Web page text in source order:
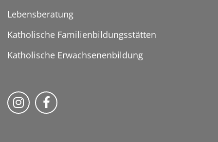
Lebensberatung
Katholische Familienbildungsstätten
Katholische Erwachsenenbildung
Folge uns auf Instragram
Folge uns auf Facebook